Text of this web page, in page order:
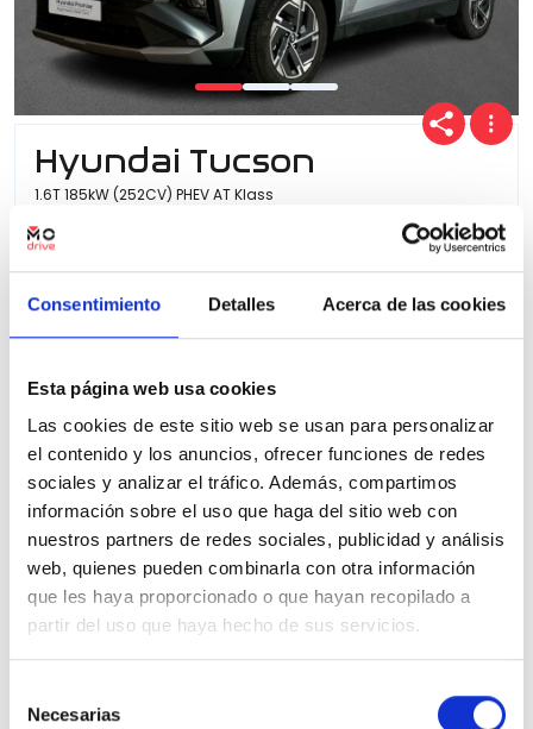
Consentimiento Detalles Acerca de las cookies
Esta página web usa cookies
Las cookies de este sitio web se usan para personalizar
el contenido y los anuncios, ofrecer funciones de redes
sociales y analizar el tráfico. Además, compartimos
información sobre el uso que haga del sitio web con
nuestros partners de redes sociales, publicidad y análisis
web, quienes pueden combinarla con otra información
que les haya proporcionado o que hayan recopilado a
partir del uso que haya hecho de sus servicios.
Necesarias
Hyundai Tucson
1.6T 185kW (252CV) PHEV AT Klass
10.846 Kms
Precio financiado 100%
35.420€ 551,38€
Precio al contado: 38.500 €
Ver ficha
100% Online KM 0